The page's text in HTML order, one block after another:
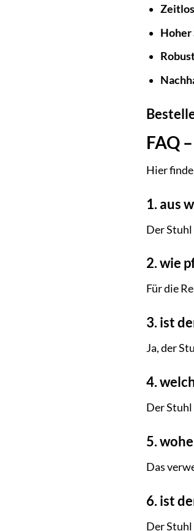
FAQ
Hier
1. aus
Der
2. wie
Für die
3. ist
Ja, der
4.
Der Stuhl
5.
Das
6. ist
Der